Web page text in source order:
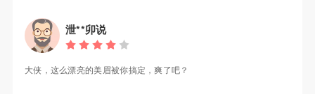
泄**卯说
大侠，这么漂亮的美眉被你搞定，爽了吧？